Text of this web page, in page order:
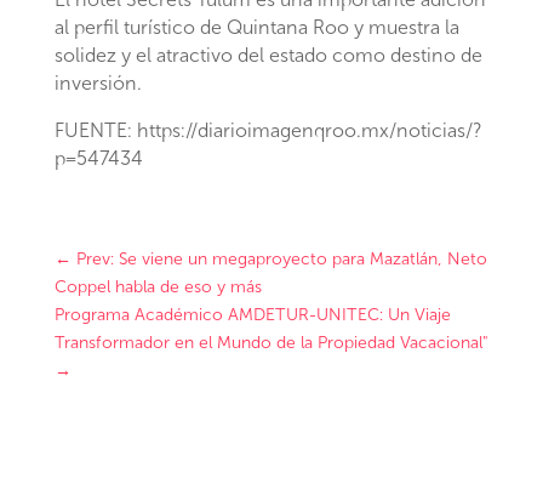
al perfil turístico de Quintana Roo y muestra la
solidez y el atractivo del estado como destino de
inversión.
FUENTE: https://diarioimagenqroo.mx/noticias/?
p=547434
← Prev: Se viene un megaproyecto para Mazatlán, Neto
Coppel habla de eso y más
Programa Académico AMDETUR-UNITEC: Un Viaje
Transformador en el Mundo de la Propiedad Vacacional"
→